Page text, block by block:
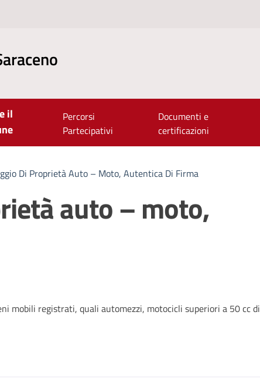
il
Percorsi
Partecipativi
Documenti e
certificazioni
Di Proprietà Auto – Moto, Autentica Di Firma
auto – moto,
mobili registrati, quali automezzi, motocicli superiori a 50 cc di